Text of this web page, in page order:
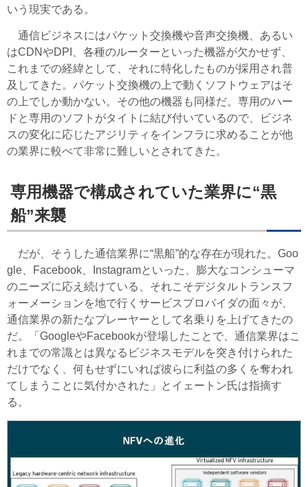
いう現実である。
通信ビジネスにはパケット交換機や音声交換機、あるい
はCDNやDPI、各種のルーターといった機器が欠かせず、
これまでの経緯として、それに特化したものが採用され普
及してきた。パケット交換機の上で動くソフトウェアはそ
の上でしか動かない。その他の機器も同様だ。専用のハー
ドと専用のソフトがタイトに結び付いているので、ビジネ
スの変化に応じたアジリティをインフラに求めることが他
の業界に較べて非常に難しいとされてきた。
専用機器で構成されていた業界に“黒
船”来襲
だが、そうした通信業界に“黒船”的な存在が現れた。Goo
gle、Facebook、Instagramといった、膨大なコンシューマ
のニーズに応え続けている、それこそデジタルトランスフ
ォーメーションを地で行くサービスプロバイダの面々が、
通信業界の新たなプレーヤーとして名乗りを上げてきたの
だ。「GoogleやFacebookが登場したことで、通信業界はこ
れまでの常識とは異なるビジネスモデルを突き付けられた
だけでなく、何もせずにいれば彼らに利益の多くを奪われ
てしまうことに気付かされた」とイェートン氏は指摘す
る。